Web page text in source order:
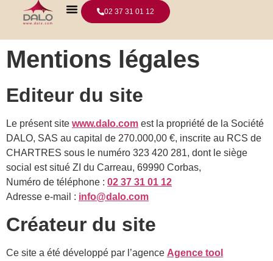
02 37 31 01 12
Mentions légales
Editeur du site
Le présent site www.dalo.com est la propriété de la Société
DALO, SAS au capital de 270.000,00 €, inscrite au RCS de
CHARTRES sous le numéro 323 420 281, dont le siège
social est situé ZI du Carreau, 69990 Corbas,
Numéro de téléphone : 02 37 31 01 12
Adresse e-mail : info@dalo.com
Créateur du site
Ce site a été développé par l’agence Agence tool